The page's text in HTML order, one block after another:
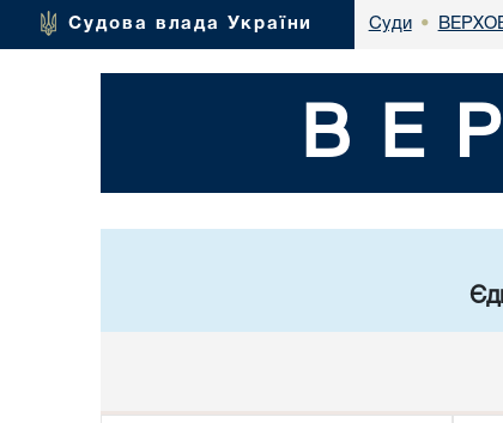
Судова влада України Суди •